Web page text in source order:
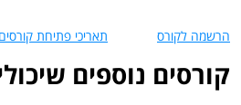
הרשמה לקורס תאריכי פתיחת קורסים
קורסים נוספים